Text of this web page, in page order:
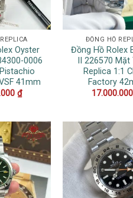
Oyster
0006
41mm
₫
ĐỒNG HỒ
Đồng Hồ Rolex
II 226570 Mặt
Replica 1:1
Factory
17.000.000